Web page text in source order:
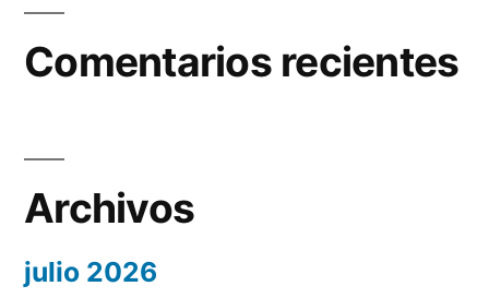
Comentarios recientes
Archivos
julio 2026